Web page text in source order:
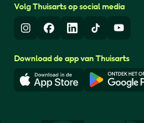
Volg Thuisarts op social media
InstagramFacebook
LinkedInTikTok
Download de app van Thuisarts
Download in de App